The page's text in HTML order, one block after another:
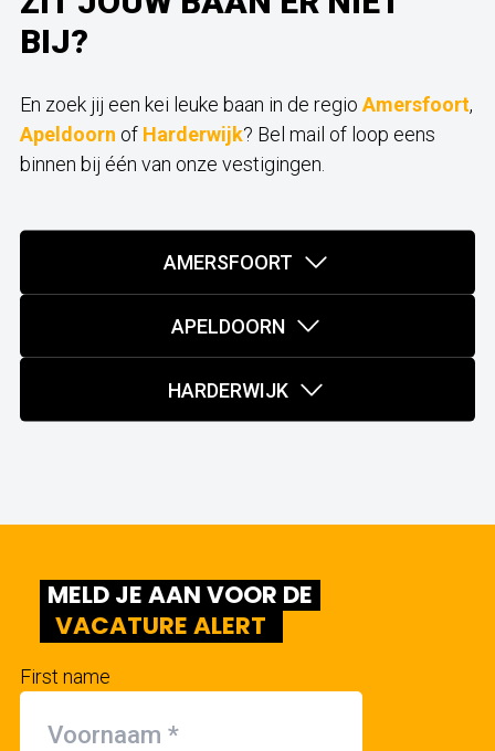
BIJ?
En zoek jij een kei leuke baan in de regio Amersfoort,
Apeldoorn of Harderwijk? Bel mail of loop eens
binnen bij één van onze vestigingen.
AMERSFOORT
APELDOORN
HARDERWIJK
MELD JE AAN VOOR DE
VACATURE ALERT
First name